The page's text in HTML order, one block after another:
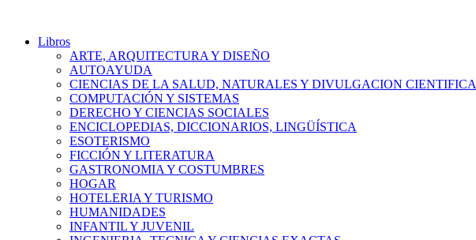
Libros
ARTE, ARQUITECTURA Y DISEÑO
AUTOAYUDA
CIENCIAS DE LA SALUD, NATURALES Y DIVULGACION CIENTIFICA
COMPUTACIÓN Y SISTEMAS
DERECHO Y CIENCIAS SOCIALES
ENCICLOPEDIAS, DICCIONARIOS, LINGÜÍSTICA
ESOTERISMO
FICCIÓN Y LITERATURA
GASTRONOMIA Y COSTUMBRES
HOGAR
HOTELERIA Y TURISMO
HUMANIDADES
INFANTIL Y JUVENIL